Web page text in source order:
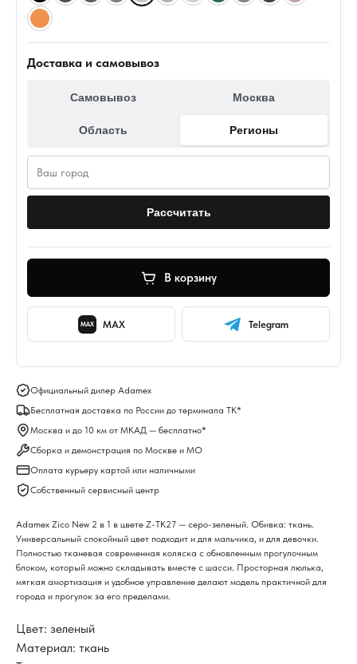
Доставка и самовывоз
Самовывоз Москва
Область Регионы
Рассчитать
В корзину
MAX MAX Telegram
Официальный дилер Adamex
Бесплатная доставка по России до терминала ТК*
Москва и до 10 км от МКАД — бесплатно*
Сборка и демонстрация по Москве и МО
Оплата курьеру картой или наличными
Собственный сервисный центр
Adamex Zico New 2 в 1 в цвете Z-TK27 — серо-зеленый. Обивка: ткань.
Универсальный спокойный цвет подходит и для мальчика, и для девочки.
Полностью тканевая современная коляска с обновленным прогулочным
блоком, который можно складывать вместе с шасси. Просторная люлька,
мягкая амортизация и удобное управление делают модель практичной для
города и прогулок за его пределами.
Цвет: зеленый
Материал: ткань